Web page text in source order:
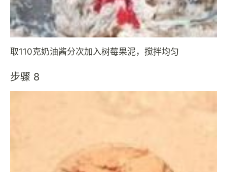
取110克奶油酱分次加入树莓果泥，搅拌均匀
步骤 8